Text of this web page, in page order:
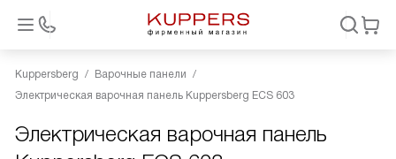
Kuppersberg
Варочные панели
Электрическая варочная панель Kuppersberg ECS 603
Электрическая варочная панель